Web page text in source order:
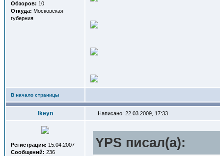
Обзоров: 10
Откуда: Московская
губерния
В начало страницы
lkeyn Написано: 22.03.2009, 17:33
Регистрация: 15.04.2007
Сообщений: 236
YPS писал(a):